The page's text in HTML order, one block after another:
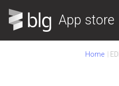
App store
Home EDI